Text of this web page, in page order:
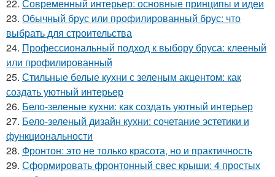
22. Современный интерьер: основные принципы и идеи
23. Обычный брус или профилированный брус: что
выбрать для строительства
24. Профессиональный подход к выбору бруса: клееный
или профилированный
25. Стильные белые кухни с зеленым акцентом: как
создать уютный интерьер
26. Бело-зеленые кухни: как создать уютный интерьер
27. Бело-зеленый дизайн кухни: сочетание эстетики и
функциональности
28. Фронтон: это не только красота, но и практичность
29. Сформировать фронтонный свес крыши: 4 простых